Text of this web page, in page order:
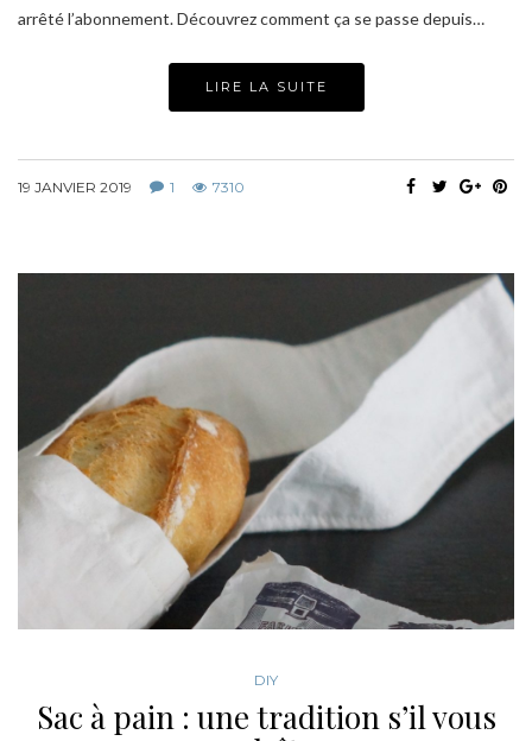
arrêté l’abonnement. Découvrez comment ça se passe depuis…
LIRE LA SUITE
19 JANVIER 2019 1 7310
DIY
Sac à pain : une tradition s’il vous